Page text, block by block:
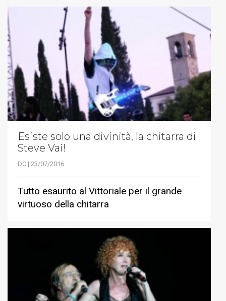
Esiste solo una divinità, la chitarra di
Steve Vai!
DC | 23/07/2016
Tutto esaurito al Vittoriale per il grande
virtuoso della chitarra